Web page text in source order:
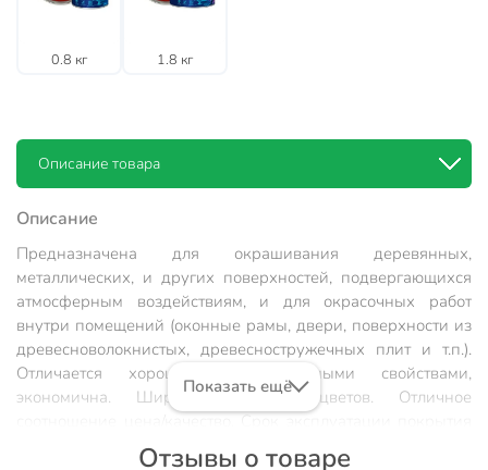
0.8 кг 1.8 кг
Описание товара
Описание
Предназначена для окрашивания деревянных,
металлических, и других поверхностей, подвергающихся
атмосферным воздействиям, и для окрасочных работ
внутри помещений (оконные рамы, двери, поверхности из
древесноволокнистых, древесностружечных плит и т.п.).
Отличается хорошими декоративными свойствами,
экономична. Широкая палитра цветов. Отличное
не менее 2-х лет.
Показать ещё
Отзывы о товаре